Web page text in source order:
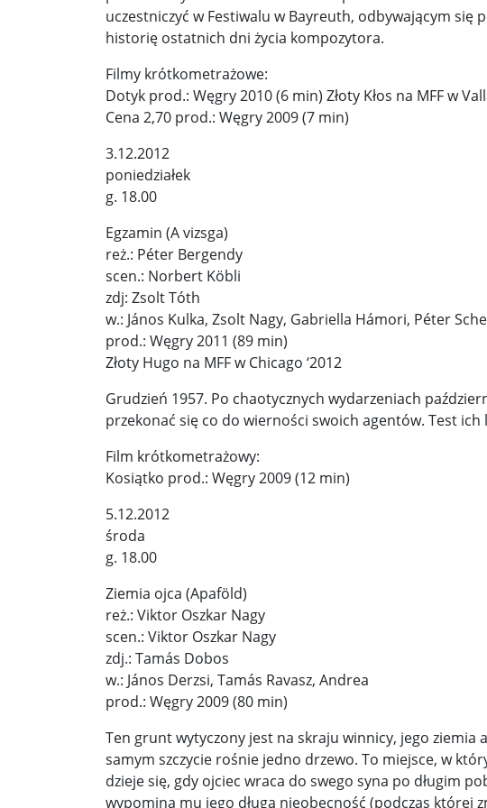
uczestniczyć w Festiwalu w Bayreuth, odbywającym
historię ostatnich dni życia kompozytora.
Filmy krótkometrażowe:
Dotyk prod.: Węgry 2010 (6 min) Złoty Kłos na MFF w
Cena 2,70 prod.: Węgry 2009 (7 min)
3.12.2012
poniedziałek
g. 18.00
Egzamin (A vizsga)
reż.: Péter Bergendy
scen.: Norbert Köbli
zdj: Zsolt Tóth
w.: János Kulka, Zsolt Nagy, Gabriella Hámori, Péter
prod.: Węgry 2011 (89 min)
Złoty Hugo na MFF w Chicago ‘2012
Grudzień 1957. Po chaotycznych wydarzeniach
przekonać się co do wierności swoich agentów. Test
Film krótkometrażowy:
Kosiątko prod.: Węgry 2009 (12 min)
5.12.2012
środa
g. 18.00
Ziemia ojca (Apaföld)
reż.: Viktor Oszkar Nagy
scen.: Viktor Oszkar Nagy
zdj.: Tamás Dobos
w.: János Derzsi, Tamás Ravasz, Andrea
prod.: Węgry 2009 (80 min)
Ten grunt wytyczony jest na skraju winnicy, jego ziemia
samym szczycie rośnie jedno drzewo. To miejsce, w
dzieje się, gdy ojciec wraca do swego syna po długim
wypomina mu jego długą nieobecność (podczas której